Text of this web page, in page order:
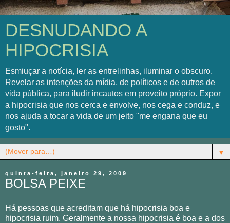
DESNUDANDO A
HIPOCRISIA
Esmiuçar a notícia, ler as entrelinhas, iluminar o obscuro.
Revelar as intenções da mídia, de políticos e de outros de
vida pública, para iludir incautos em proveito próprio. Expor
a hipocrisia que nos cerca e envolve, nos cega e conduz, e
nos ajuda a tocar a vida de um jeito "me engana que eu
gosto".
▼
quinta-feira, janeiro 29, 2009
BOLSA PEIXE
Há pessoas que acreditam que há hipocrisia boa e
hipocrisia ruim. Geralmente a nossa hipocrisia é boa e a dos